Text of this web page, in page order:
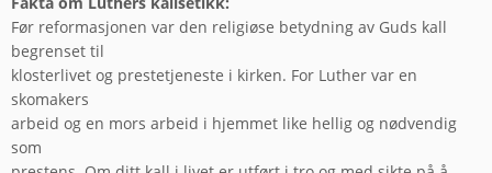
Før reformasjonen var den religiøse betydning av Guds kall
begrenset til
klosterlivet og prestetjeneste i kirken. For Luther var en
skomakers
arbeid og en mors arbeid i hjemmet like hellig og nødvendig
som